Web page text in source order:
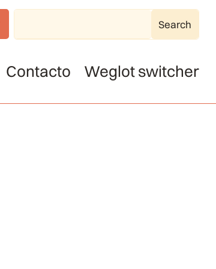
Contacto Weglot switcher